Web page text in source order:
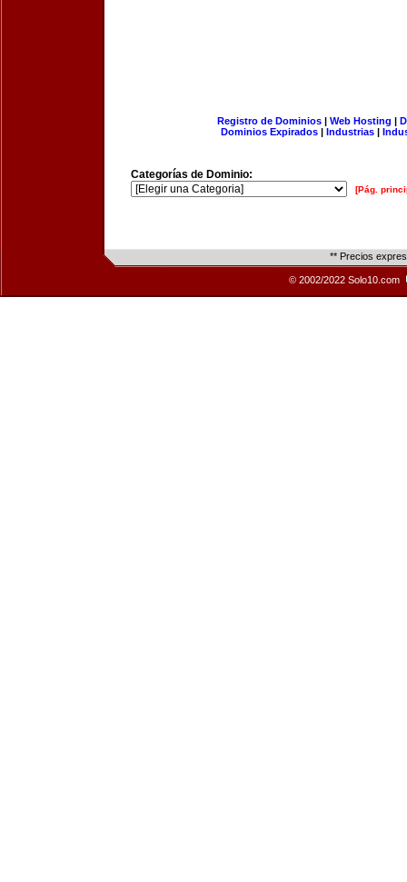
Registro de Dominios| Web Hosting |
Dominios Expirados | Industrias |
Categorías de Dominio:
[Pág.
** Precios
© 2002/2022 Solo10.com